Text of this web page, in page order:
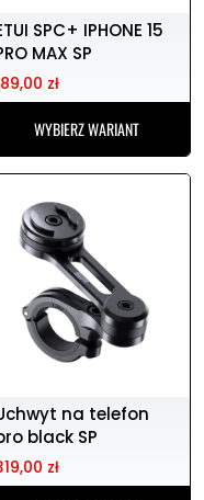
15
MAX SP
zł
WYBIERZ WARIANT
black SP
zł